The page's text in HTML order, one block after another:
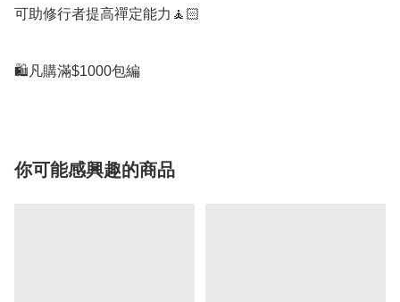
可助修行者提高禪定能力🧘🏻
🛍凡購滿$1000包編
你可能感興趣的商品